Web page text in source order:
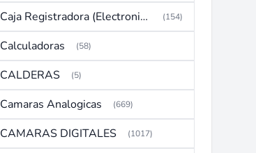
Caja Registradora (Electronic Cash Register) (154)
Calculadoras (58)
CALDERAS (5)
Camaras Analogicas (669)
CAMARAS DIGITALES (1017)